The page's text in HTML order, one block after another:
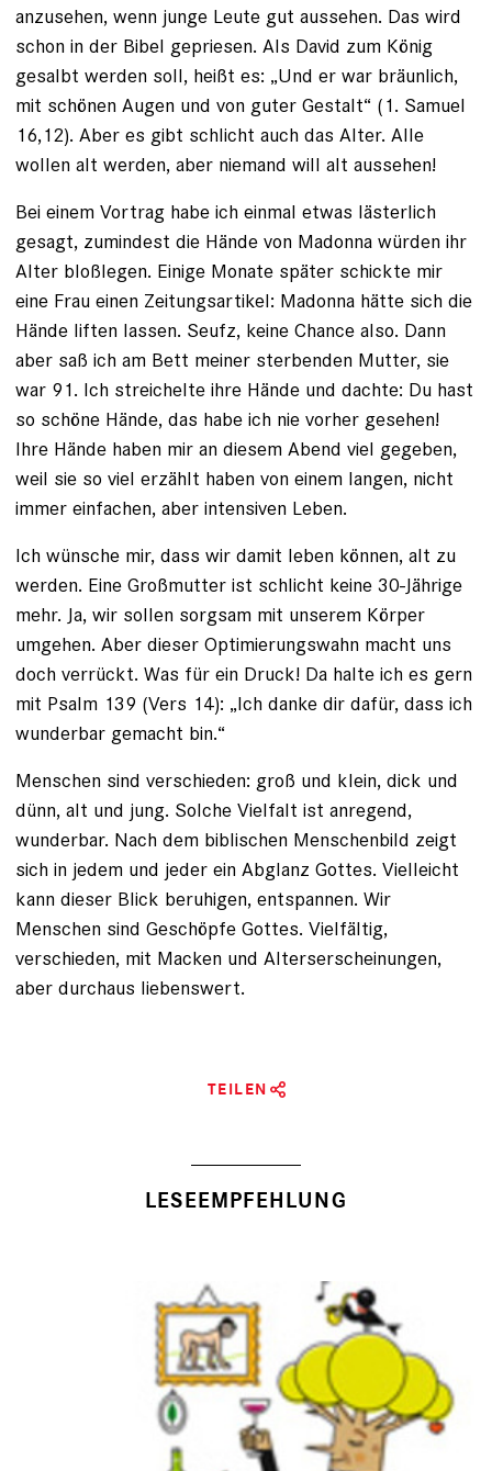
anzusehen, wenn junge Leute gut aussehen. Das wird
schon in der Bibel gepriesen. Als David zum König
gesalbt werden soll, heißt es: „Und er war bräunlich,
mit schönen Augen und von guter Gestalt“ (1. Samuel
16,12). Aber es gibt schlicht auch das Alter. Alle
wollen alt werden, aber niemand will alt aussehen!
Bei einem Vortrag habe ich einmal etwas lästerlich
gesagt, zumindest die Hände von Madonna würden ihr
Alter bloßlegen. Einige Monate später schickte mir
eine Frau einen Zeitungsartikel: Madonna hätte sich die
Hände liften lassen. Seufz, keine Chance also. Dann
aber saß ich am Bett meiner sterbenden Mutter, sie
war 91. Ich streichelte ihre Hände und dachte: Du hast
so schöne Hände, das habe ich nie vorher gesehen!
Ihre Hände haben mir an diesem Abend viel gegeben,
weil sie so viel erzählt haben von einem langen, nicht
immer einfachen, aber intensiven Leben.
Ich wünsche mir, dass wir damit leben können, alt zu
werden. Eine Großmutter ist schlicht keine 30-Jährige
mehr. Ja, wir sollen sorgsam mit unserem Körper
umgehen. Aber dieser Optimierungswahn macht uns
doch verrückt. Was für ein Druck! Da halte ich es gern
mit Psalm 139 (Vers 14): „Ich danke dir dafür, dass ich
wunderbar gemacht bin.“
Menschen sind verschieden: groß und klein, dick und
dünn, alt und jung. Solche Vielfalt ist anregend,
wunderbar. Nach dem biblischen Menschenbild zeigt
sich in jedem und jeder ein Abglanz Gottes. Vielleicht
kann dieser Blick beruhigen, entspannen. Wir
Menschen sind Geschöpfe Gottes. Vielfältig,
verschieden, mit Macken und Alterserscheinungen,
aber durchaus liebenswert.
TEILEN
LESEEMPFEHLUNG